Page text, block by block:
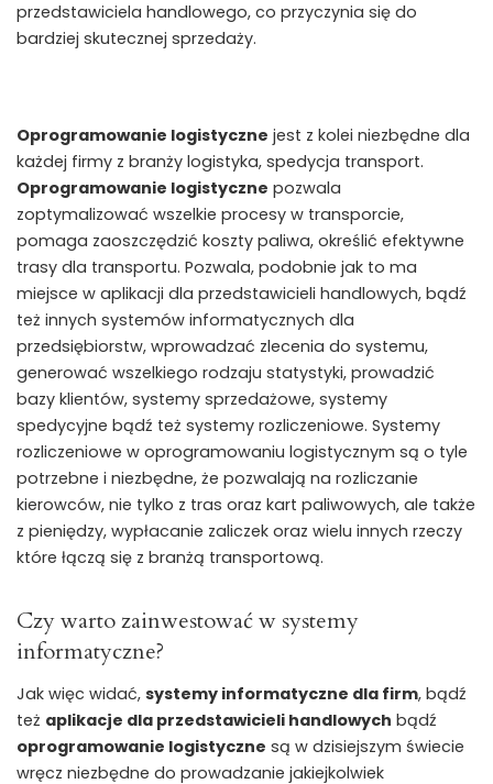
przedstawiciela handlowego, co przyczynia się do
bardziej skutecznej sprzedaży.
Oprogramowanie logistyczne jest z kolei niezbędne dla
każdej firmy z branży logistyka, spedycja transport.
Oprogramowanie logistyczne pozwala
zoptymalizować wszelkie procesy w transporcie,
pomaga zaoszczędzić koszty paliwa, określić efektywne
trasy dla transportu. Pozwala, podobnie jak to ma
miejsce w aplikacji dla przedstawicieli handlowych, bądź
też innych systemów informatycznych dla
przedsiębiorstw, wprowadzać zlecenia do systemu,
generować wszelkiego rodzaju statystyki, prowadzić
bazy klientów, systemy sprzedażowe, systemy
spedycyjne bądź też systemy rozliczeniowe. Systemy
rozliczeniowe w oprogramowaniu logistycznym są o tyle
potrzebne i niezbędne, że pozwalają na rozliczanie
kierowców, nie tylko z tras oraz kart paliwowych, ale także
z pieniędzy, wypłacanie zaliczek oraz wielu innych rzeczy
które łączą się z branżą transportową.
Czy warto zainwestować w systemy
informatyczne?
Jak więc widać, systemy informatyczne dla firm, bądź
też aplikacje dla przedstawicieli handlowych bądź
oprogramowanie logistyczne są w dzisiejszym świecie
wręcz niezbędne do prowadzanie jakiejkolwiek